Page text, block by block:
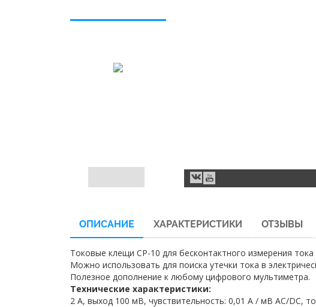
ОПИСАНИЕ ХАРАКТЕРИСТИКИ ОТЗЫВЫ
Токовые клещи СР-10 для бесконтактного измерения
Можно использовать для поиска утечки тока в
Полезное дополнение к любому цифрового мультиметра.
Технические характеристики:
2 А, выход 100 мВ, чувствительность: 0,01 A / мВ AC/DC,